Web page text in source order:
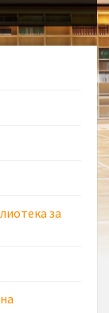
за